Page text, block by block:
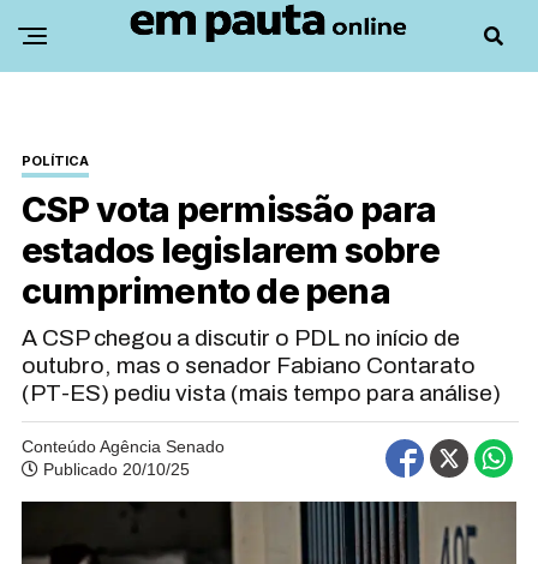
POLÍTICA
CSP vota permissão para
estados legislarem sobre
cumprimento de pena
A CSP chegou a discutir o PDL no início de
outubro, mas o senador Fabiano Contarato
(PT-ES) pediu vista (mais tempo para análise)
Conteúdo Agência Senado
Publicado 20/10/25